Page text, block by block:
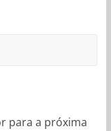
para a próxima